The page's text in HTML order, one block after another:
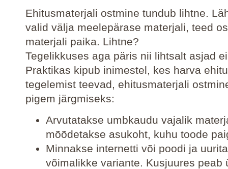
Ehitusmaterjali ostmine tundub lihtne.
valid välja meelepärase materjali, teed
materjali paika. Lihtne?
Tegelikkuses aga päris nii lihtsalt asjad
Praktikas kipub inimestel, kes harva
tegelemist teevad, ehitusmaterjali
pigem järgmiseks:
Arvutatakse umbkaudu vajalik
mõõdetakse asukoht, kuhu toode
Minnakse internetti või poodi ja
võimalikke variante. Kusjuures peab